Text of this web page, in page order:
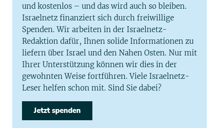
und kostenlos – und das wird auch so bleiben.
Israelnetz finanziert sich durch freiwillige
Spenden. Wir arbeiten in der Israelnetz-
Redaktion dafür, Ihnen solide Informationen zu
liefern über Israel und den Nahen Osten. Nur mit
Ihrer Unterstützung können wir dies in der
gewohnten Weise fortführen. Viele Israelnetz-
Leser helfen schon mit. Sind Sie dabei?
Jetzt spenden